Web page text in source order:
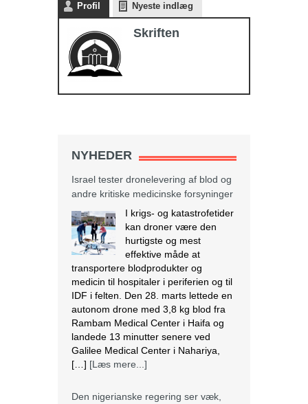
Profil Nyeste indlæg
Skriften
NYHEDER
Israel tester dronelevering af blod og
andre kritiske medicinske forsyninger
I krigs- og katastrofetider
kan droner være den
hurtigste og mest
effektive måde at
transportere blodprodukter og
medicin til hospitaler i periferien og til
IDF i felten. Den 28. marts lettede en
autonom drone med 3,8 kg blod fra
Rambam Medical Center i Haifa og
landede 13 minutter senere ved
Galilee Medical Center i Nahariya,
[…] [Læs mere...]
Den nigerianske regering ser væk,